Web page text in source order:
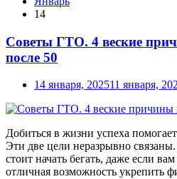
14
Советы ГТО. 4 веские
после 50
14 января, 202511 января,
Добиться в жизни успеха
Эти две цели неразрывно
стоит начать бегать, даже если
отличная возможность укрепить